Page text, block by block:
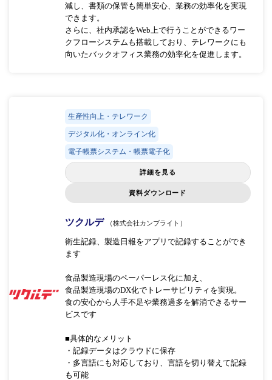
減し、書類の保管も簡単安心、業務の効率化を実現
できます。
さらに、社内承認をWeb上で行うことができるワー
クフローシステムも搭載しており、テレワークにも
向いたバックオフィス業務の効率化を促進します。
生産性向上・テレワーク
デジタル化・オンライン化
電子帳票システム・帳票電子化
詳細を見る
資料ダウンロード
ツクルデ （株式会社カンブライト）
衛生記録、製造日報をアプリで記録することができ
ます
食品製造現場のペーパーレス化に加え、
食品製造現場のDX化でトレーサビリティを実現。
食の安心から人手不足や業務過多を解消できるサー
ビスです
■具体的なメリット
・記録データはクラウドに保存
・多言語にも対応しており、言語を切り替えて記録
も可能